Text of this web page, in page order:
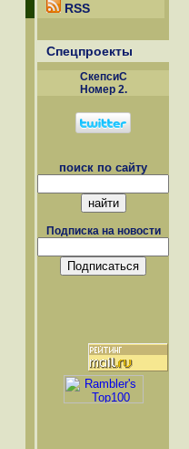
RSS
Спецпроекты
СкепсиС
Номер 2.
поиск по сайту
Подписка на новости